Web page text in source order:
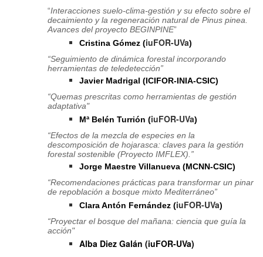
“Interacciones suelo-clima-gestión y su efecto sobre el
decaimiento y la regeneración naturalde Pinus pinea.
Avances del proyecto BEGINPINE”
Cristina Gómez (iuFOR-UVa)
“Seguimiento de dinámica forestal incorporando
herramientas de teledetección”
Javier Madrigal (ICIFOR-INIA-CSIC)
“Quemas prescritas como herramientas de gestión
adaptativa"
Mª Belén Turrión (iuFOR-UVa)
“Efectos de la mezcla de especies en la
descomposición de hojarasca: claves para la gestión
forestal sostenible (Proyecto IMFLEX).”
Jorge Maestre Villanueva (MCNN-CSIC)
“Recomendaciones prácticas para transformar un pinar
de repoblación a bosque mixto Mediterráneo”
Clara Antón Fernández (iuFOR-UVa)
“Proyectar el bosque del mañana: ciencia que guía la
acción"
Alba Diez Galán (iuFOR-UVa)